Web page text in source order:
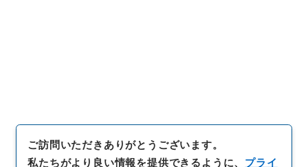
ご訪問いただきありがとうございます。
私たちがより良い情報を提供できるように、 プライ